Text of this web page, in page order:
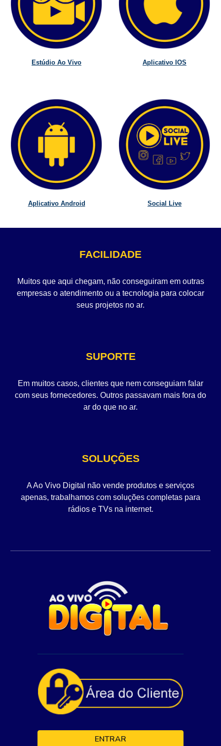
Estúdio Ao Vivo Aplicativo IOS
Aplicativo Android Social Live
FACILIDADE
Muitos que aqui chegam, não conseguiram em outras
empresas o atendimento ou a tecnologia para colocar
seus projetos no ar.
SUPORTE
Em muitos casos, clientes que nem conseguiam falar
com seus fornecedores. Outros passavam mais fora do
ar do que no ar.
SOLUÇÕES
A Ao Vivo Digital não vende produtos e serviços
apenas, trabalhamos com soluções completas para
rádios e TVs na internet.
ENTRAR